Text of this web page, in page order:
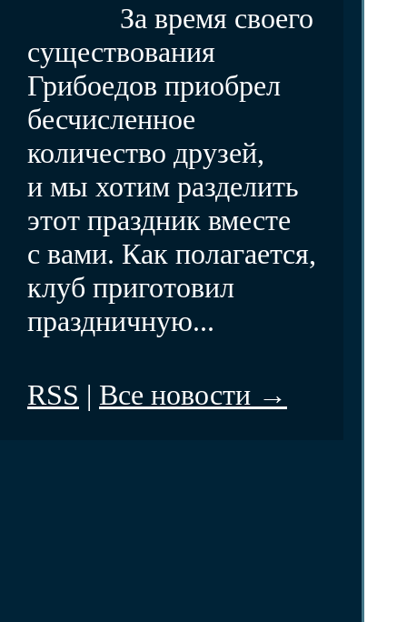
За время своего
существования
Грибоедов приобрел
бесчисленное
количество друзей,
и мы хотим разделить
этот праздник вместе
с вами. Как полагается,
клуб приготовил
праздничную...
RSS | Все новости →